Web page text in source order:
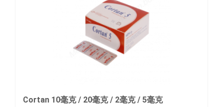
Cortan 10毫克 / 20毫克 / 2毫克 / 5毫克